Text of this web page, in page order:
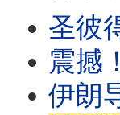
圣彼得堡
震撼！
伊朗导弹